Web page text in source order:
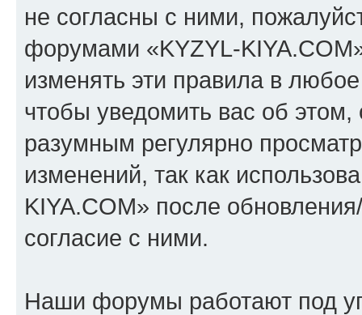
не согласны с ними,
форумами «KYZYL-
изменять эти правила в
чтобы уведомить вас об
разумным регулярно
изменений, так как
KIYA.COM» после
согласие с ними.
Наши форумы работают под